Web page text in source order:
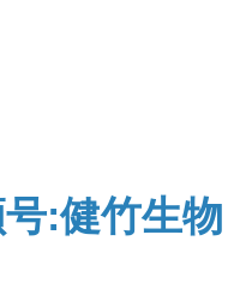
:健竹生物